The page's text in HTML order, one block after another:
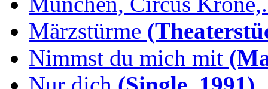
Märzstürme
Nimmst du mich mit